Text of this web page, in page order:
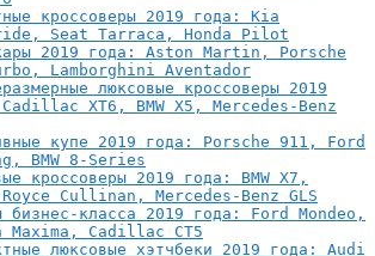
кроссоверы 2019 года: Kia
Seat Tarraca, Honda Pilot
2019 года: Aston Martin, Porsche
Lamborghini Aventador
люксовые кроссоверы 2019
XT6, BMW X5, Mercedes-Benz
купе 2019 года: Porsche 911, Ford
BMW 8-Series
кроссоверы 2019 года: BMW X7,
Cullinan, Mercedes-Benz GLS
бизнес-класса 2019 года: Ford Mondeo,
Maxima, Cadillac CT5
люксовые хэтчбеки 2019 года: Audi